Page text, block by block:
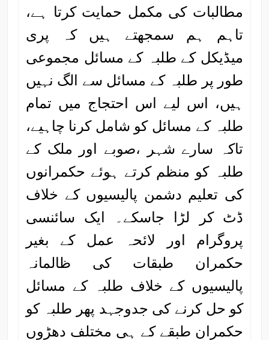
مطالبات کی مکمل حمایت کرتا ہے،
تاہم ہم سمجھتے ہیں کہ پری
میڈیکل کے طلبہ کے مسائل مجموعی
طور پر طلبہ کے مسائل سے الگ نہیں
ہیں، اس لیے اس احتجاج میں تمام
طلبہ کے مسائل کو شامل کرنا چاہیے،
تاکہ سارے شہر ،صوبے اور ملک کے
طلبہ کو منظم کرتے ہوئے حکمرانوں
کی تعلیم دشمن پالیسیوں کے خلاف
ڈٹ کر لڑا جاسکے۔ ایک سائنسی
پروگرام اور لائحہ عمل کے بغیر
حکمران طبقات کی ظالمانہ
پالیسیوں کے خلاف طلبہ کے مسائل
کو حل کرنے کی جدوجہد پھر طلبہ کو
حکمران طبقے کے ہی مختلف دھڑوں